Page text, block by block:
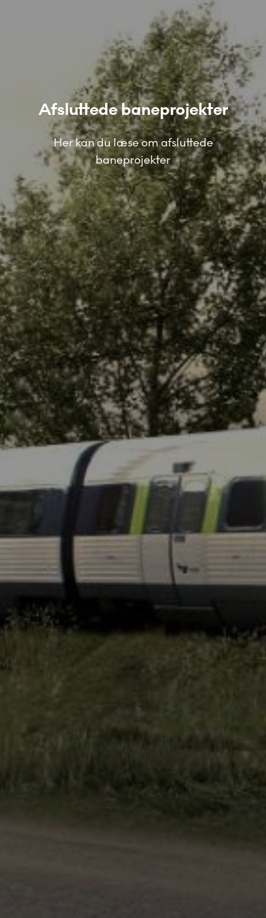
Afsluttede baneprojekter
Her kan du læse om afsluttede
baneprojekter